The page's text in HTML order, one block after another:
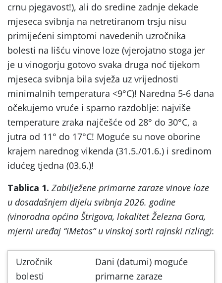
crnu pjegavost!), ali do sredine zadnje dekade
mjeseca svibnja na netretiranom trsju nisu
primijećeni simptomi navedenih uzročnika
bolesti na lišću vinove loze (vjerojatno stoga jer
je u vinogorju gotovo svaka druga noć tijekom
mjeseca svibnja bila svježa uz vrijednosti
minimalnih temperatura <9°C)! Naredna 5-6 dana
očekujemo vruće i sparno razdoblje: najviše
temperature zraka najčešće od 28° do 30°C, a
jutra od 11° do 17°C! Moguće su nove oborine
krajem narednog vikenda (31.5./01.6.) i sredinom
idućeg tjedna (03.6.)!
Tablica 1. Zabilježene primarne zaraze vinove loze
u dosadašnjem dijelu svibnja 2026. godine
(vinorodna općina Štrigova, lokalitet Železna Gora,
mjerni uređaj “iMetos“u vinskoj sorti rajnski rizling):
Uzročnik
bolesti
Dani (datumi) moguće
primarne zaraze